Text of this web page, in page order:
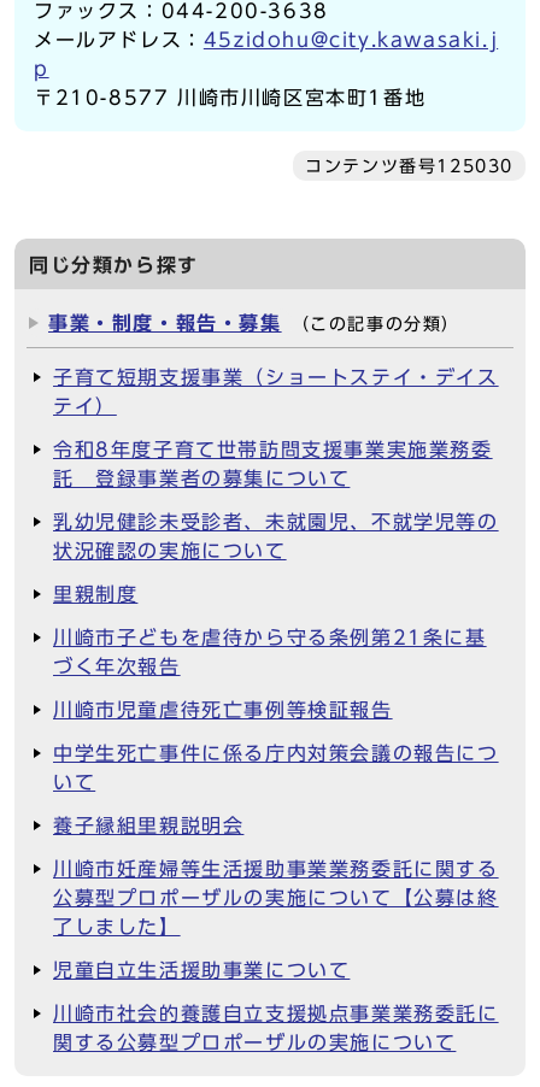
ファックス：044-200-3638
メールアドレス： 45zidohu@city.kawasaki.j
p
〒210-8577 川崎市川崎区宮本町1番地
コンテンツ番号125030
同じ分類から探す
事業・制度・報告・募集 （この記事の分類）
子育て短期支援事業（ショートステイ・デイス
テイ）
令和8年度子育て世帯訪問支援事業実施業務委
託 登録事業者の募集について
乳幼児健診未受診者、未就園児、不就学児等の
状況確認の実施について
里親制度
川崎市子どもを虐待から守る条例第21条に基
づく年次報告
川崎市児童虐待死亡事例等検証報告
中学生死亡事件に係る庁内対策会議の報告につ
いて
養子縁組里親説明会
川崎市妊産婦等生活援助事業業務委託に関する
公募型プロポーザルの実施について【公募は終
了しました】
児童自立生活援助事業について
川崎市社会的養護自立支援拠点事業業務委託に
関する公募型プロポーザルの実施について